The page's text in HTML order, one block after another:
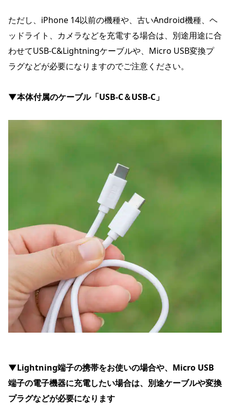
ただし、iPhone 14以前の機種や、古いAndroid機種、ヘ
ッドライト、カメラなどを充電する場合は、別途用途に合
わせてUSB-C&Lightningケーブルや、Micro USB変換プ
ラグなどが必要になりますのでご注意ください。
▼本体付属のケーブル「USB-C＆USB-C」
▼Lightning端子の携帯をお使いの場合や、Micro USB
端子の電子機器に充電したい場合は、別途ケーブルや変換
プラグなどが必要になります